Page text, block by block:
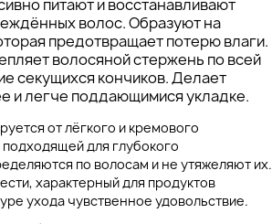
питают и восстанавливают
волос. Образуют на
предотвращает потерю влаги.
волосяной стержень по всей
секущихся кончиков. Делает
и легче поддающимися укладке.
от лёгкого и кремового
для глубокого
по волосам и не утяжеляют их.
характерный для продуктов
ухода чувственное удовольствие.